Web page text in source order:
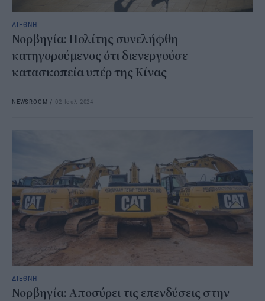
ΔΙΕΘΝΗ
Νορβηγία: Πολίτης συνελήφθη
κατηγορούμενος ότι διενεργούσε
κατασκοπεία υπέρ της Κίνας
NEWSROOM / 02 Ιουλ 2024
ΔΙΕΘΝΗ
Νορβηγία: Aποσύρει τις επενδύσεις στην